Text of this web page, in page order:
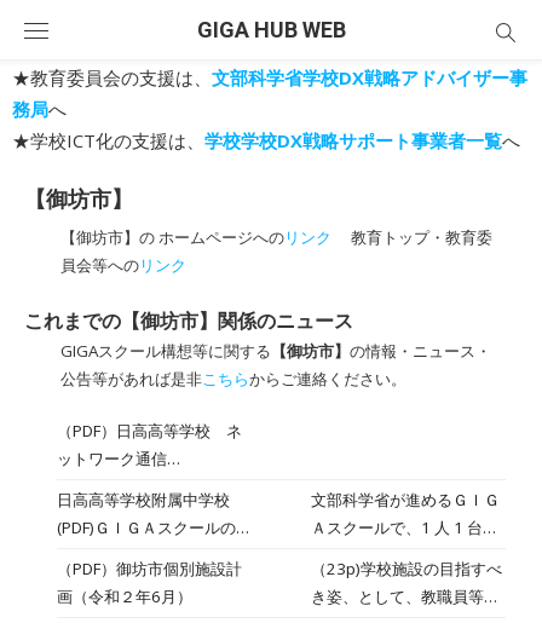
content
GIGA HUB WEB
★教育委員会の支援は、 文部科学省学校DX戦略アドバイザー事
務局へ
★学校ICT化の支援は、 学校学校DX戦略サポート事業者一覧へ
【御坊市】
【御坊市】の ホームページへのリンク
教育トップ・教育委
員会等へのリンク
これまでの【御坊市】関係のニュース
GIGAスクール構想等に関する 【御坊市】 の情報・ニュース・
公告等があれば是非こちらからご連絡ください。
（PDF）日高高等学校 ネ
ットワーク通信
日高高等学校附属中学校
(PDF)ＧＩＧＡスクールの
年 1 月号）
文部科学省が進めるＧＩＧ
Ａスクールで、1 人 1 台タ
た。今は、朝の健康観察や
各授業で活用をしていま
（PDF）御坊市個別施設計
画（令和２年6月）
（23p)学校施設の目指すべ
き姿、として、教職員等の